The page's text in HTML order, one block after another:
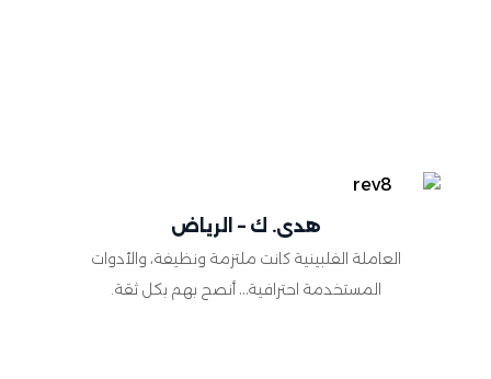
هدى. ك – الرياض
العاملة الفلبينية كانت ملتزمة ونظيفة، والأدوات
المستخدمة احترافية… أنصح بهم بكل ثقة.